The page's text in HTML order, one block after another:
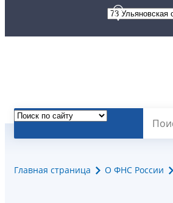
Главная страница О ФНС России